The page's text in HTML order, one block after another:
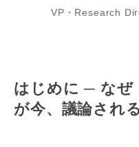
VP・Research
はじめに ─ なぜ
が今、議論され